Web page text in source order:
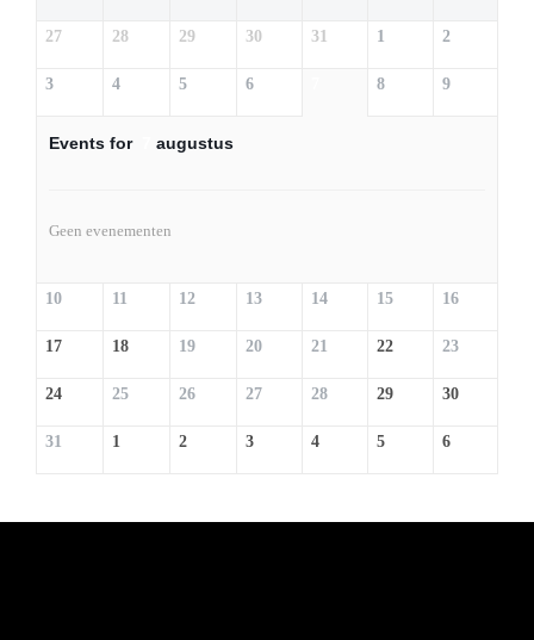
27 28 29 30 31 1 2
3 4 5 6 8 9
Events for augustus
Geen evenementen
10 11 12 13 14 15 16
17 18 19 20 21 22 23
24 25 26 27 28 29 30
31 1 2 3 4 5 6